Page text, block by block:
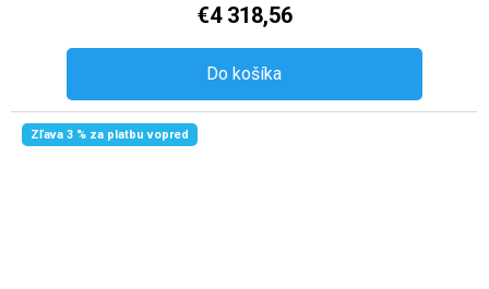
€4 318,56
Do košíka
Zľava 3 % za platbu vopred